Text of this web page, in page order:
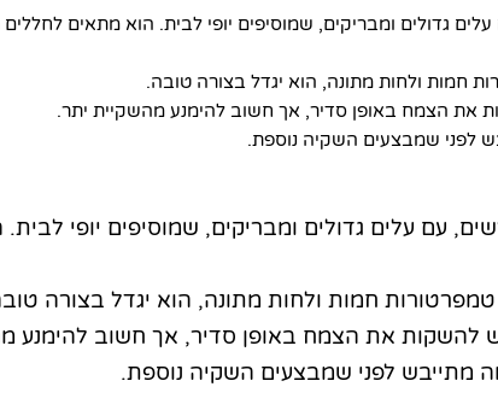
גדולים ומבריקים, שמוסיפים יופי לבית. הוא מתאים לחללים
חמות ולחות מתונה, הוא יגדל בצורה טובה.
הצמח באופן סדיר, אך חשוב להימנע מהשקיית יתר.
לפני שמבצעים השקיה נוספת.
עם עלים גדולים ומבריקים, שמוסיפים יופי
חמות ולחות מתונה, הוא יגדל בצורה
את הצמח באופן סדיר, אך חשוב להימנע
מתייבש לפני שמבצעים השקיה נוספת.